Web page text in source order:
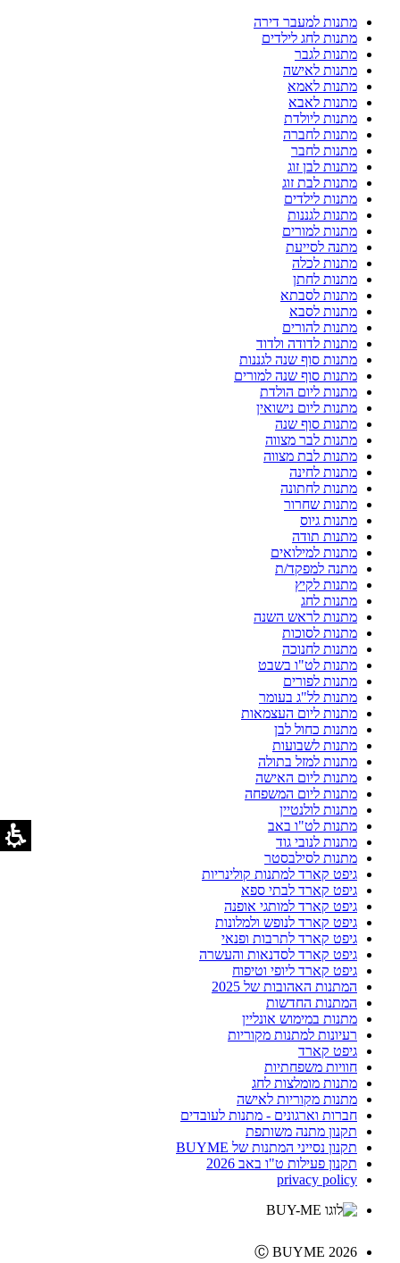
מתנות למעבר דירה
מתנות לחג לילדים
מתנות לגבר
מתנות לאישה
מתנות לאמא
מתנות לאבא
מתנות ליולדת
מתנות לחברה
מתנות לחבר
מתנות לבן זוג
מתנות לבת זוג
מתנות לילדים
מתנות לגננות
מתנות למורים
מתנה לסייעת
מתנות לכלה
מתנות לחתן
מתנות לסבתא
מתנות לסבא
מתנות להורים
מתנות לדודה ולדוד
מתנות סוף שנה לגננות
מתנות סוף שנה למורים
מתנות ליום הולדת
מתנות ליום נישואין
מתנות סוף שנה
מתנות לבר מצווה
מתנות לבת מצווה
מתנות לחינה
מתנות לחתונה
מתנות שחרור
מתנות גיוס
מתנות תודה
מתנות למילואים
מתנה למפקד/ת
מתנות לקיץ
מתנות לחג
מתנות לראש השנה
מתנות לסוכות
מתנות לחנוכה
מתנות לט"ו בשבט
מתנות לפורים
מתנות לל"ג בעומר
מתנות ליום העצמאות
מתנות כחול לבן
מתנות לשבועות
מתנות למזל בתולה
מתנות ליום האישה
מתנות ליום המשפחה
מתנות לולנטיין
מתנות לט"ו באב
מתנות לנובי גוד
מתנות לסילבסטר
גיפט קארד למתנות קולינריות
גיפט קארד לבתי ספא
גיפט קארד למותגי אופנה
גיפט קארד לנופש ולמלונות
גיפט קארד לתרבות ופנאי
גיפט קארד לסדנאות והעשרה
גיפט קארד ליופי וטיפוח
המתנות האהובות של 2025
המתנות החדשות
מתנות במימוש אונליין
רעיונות למתנות מקוריות
גיפט קארד
חוויות משפחתיות
מתנות מומלצות לחג
מתנות מקוריות לאישה
חברות וארגונים - מתנות לעובדים
תקנון מתנה משותפת
תקנון נסייני המתנות של BUYME
תקנון פעילות ט"ו באב 2026
privacy policy
Ⓒ BUYME 2026